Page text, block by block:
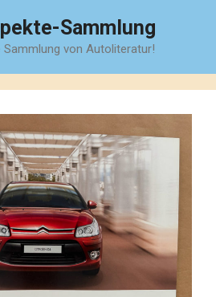
Sammlung
Sammlung von Autoliteratur!